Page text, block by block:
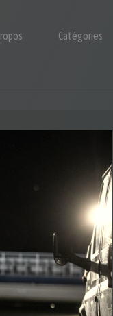
Catégories